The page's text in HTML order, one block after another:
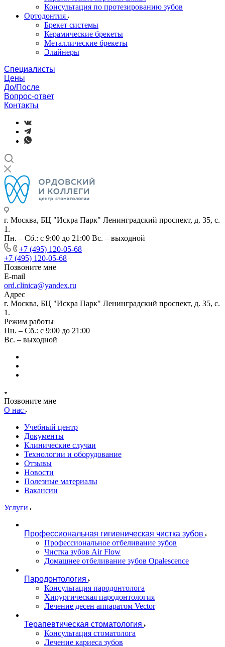
Консультация по протезированию зубов
Ортодонтия
Брекет системы
Керамические брекеты
Металлические брекеты
Элайнеры
Специалисты
Цены
До/После
Вопрос-ответ
Контакты
г. Москва, БЦ "Искра Парк" Ленинградский проспект, д. 35, с.
1.
Пн. – Сб.: с 9:00 до 21:00 Вс. – выходной
+7 (495) 120-05-68
+7 (495) 120-05-68
Позвоните мне
E-mail
ord.clinica@yandex.ru
Адрес
г. Москва, БЦ "Искра Парк" Ленинградский проспект, д. 35, с.
1.
Режим работы
Пн. – Сб.: с 9:00 до 21:00
Вс. – выходной
Позвоните мне
О нас
Учебный центр
Документы
Клинические случаи
Технологии и оборудование
Отзывы
Новости
Полезные материалы
Вакансии
Услуги
Профессиональная гигиеническая чистка зубов
Профессиональное отбеливание зубов
Чистка зубов Air Flow
Домашнее отбеливание зубов Opalescence
Пародонтология
Консультация пародонтолога
Хирургическая пародонтология
Лечение десен аппаратом Vector
Терапевтическая стоматология
Консультация стоматолога
Лечение кариеса зубов